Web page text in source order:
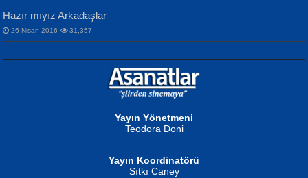
NURAN KÖSE BAYDAR
Ben Deniz Değilim ki...
Hazır mıyız Arkadaşlar
26 Nisan 2016 31,357
Yayın Yönetmeni
Teodora Doni
Yayın Koordinatörü
Sıtkı Caney